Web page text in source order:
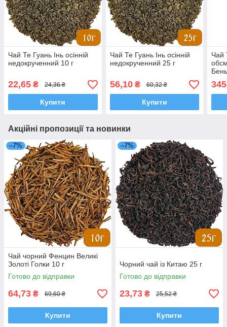
Чай Те Гуань Інь осінній
недокрученний 10 г
22,65 ₴ 24,36 ₴
Купити
Чай Те Гуань Інь осінній
недокрученний 25 г
56,10₴ 60,32 ₴
Купити
Чай
Акційні пропозиції та новинки
–7%
Чай чорний Фенцин Великі
Золоті Голки 10 г
Готово до відправки
64,73 ₴ 69,60 ₴
Купити
–7%
Чорний чай із Китаю 25 г
Готово до відправки
23,73 ₴ 25,52 ₴
Купити